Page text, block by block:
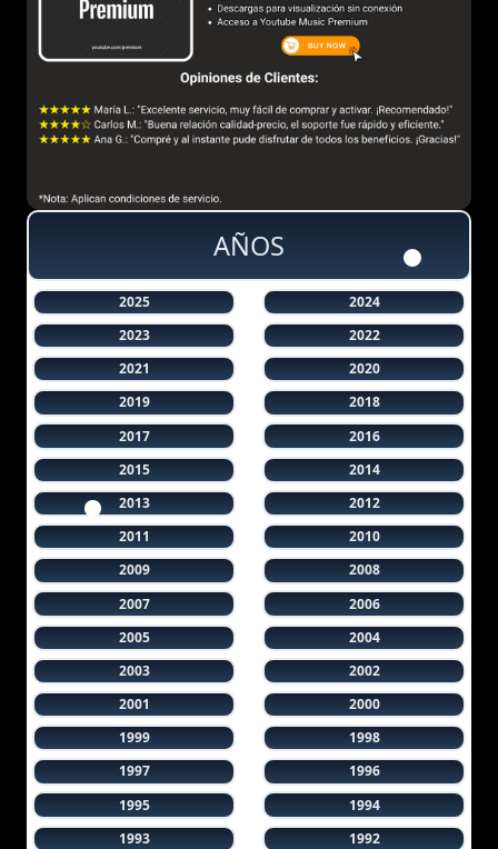
AÑOS
2025
2024
2023
2022
2021
2020
2019
2018
2017
2016
2015
2014
2013
2012
2011
2010
2009
2008
2007
2006
2005
2004
2003
2002
2001
2000
1999
1998
1997
1996
1995
1994
1993
1992